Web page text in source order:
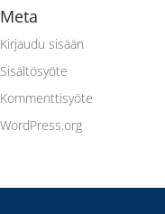
Meta
Kirjaudu sisään
Sisältösyöte
Kommenttisyöte
WordPress.org